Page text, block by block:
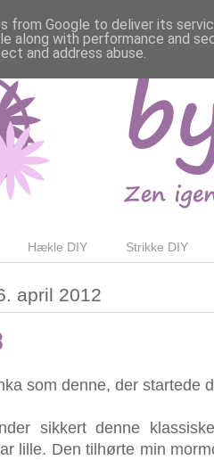
Hækle DIY Strikke DIY
april 2012
som denne, der startede
sikkert denne
lille. Den tilhørte min
from Google to deliver its
along with performance and
and address abuse.